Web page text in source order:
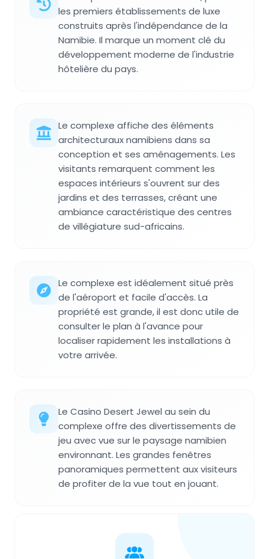
les premiers établissements de luxe
construits après l'indépendance de la
Namibie. Il marque un moment clé du
développement moderne de l'industrie
hôtelière du pays.
Le complexe affiche des éléments
architecturaux namibiens dans sa
conception et ses aménagements. Les
visitants remarquent comment les
espaces intérieurs s'ouvrent sur des
jardins et des terrasses, créant une
ambiance caractéristique des centres
de villégiature sud-africains.
Le complexe est idéalement situé près
de l'aéroport et facile d'accès. La
propriété est grande, il est donc utile de
consulter le plan à l'avance pour
localiser rapidement les installations à
votre arrivée.
Le Casino Desert Jewel au sein du
complexe offre des divertissements de
jeu avec vue sur le paysage namibien
environnant. Les grandes fenêtres
panoramiques permettent aux visiteurs
de profiter de la vue tout en jouant.